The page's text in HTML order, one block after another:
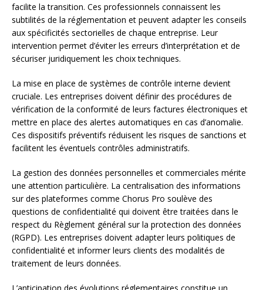
facilite la transition. Ces professionnels connaissent les
subtilités de la réglementation et peuvent adapter les conseils
aux spécificités sectorielles de chaque entreprise. Leur
intervention permet d’éviter les erreurs d’interprétation et de
sécuriser juridiquement les choix techniques.
La mise en place de systèmes de contrôle interne devient
cruciale. Les entreprises doivent définir des procédures de
vérification de la conformité de leurs factures électroniques et
mettre en place des alertes automatiques en cas d’anomalie.
Ces dispositifs préventifs réduisent les risques de sanctions et
facilitent les éventuels contrôles administratifs.
La gestion des données personnelles et commerciales mérite
une attention particulière. La centralisation des informations
sur des plateformes comme Chorus Pro soulève des
questions de confidentialité qui doivent être traitées dans le
respect du Règlement général sur la protection des données
(RGPD). Les entreprises doivent adapter leurs politiques de
confidentialité et informer leurs clients des modalités de
traitement de leurs données.